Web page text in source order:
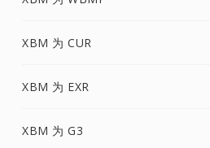
XBM 为 CUR
XBM 为 EXR
XBM 为 G3